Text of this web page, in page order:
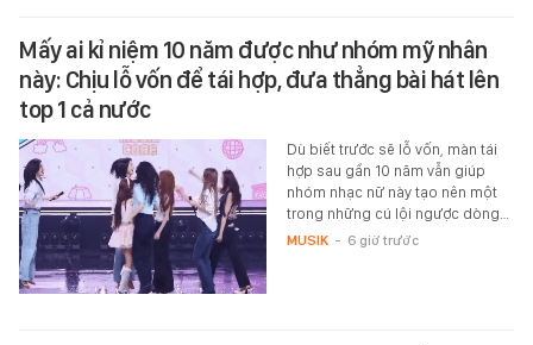
Mấy ai kỉ niệm 10 năm được như nhóm mỹ nhân
này: Chịu lỗ vốn để tái hợp, đưa thẳng bài hát lên
top 1 cả nước
Dù biết trước sẽ lỗ vốn, màn tái
hợp sau gần 10 năm vẫn giúp
nhóm nhạc nữ này tạo nên một
trong những cú lội ngược dòng…
MUSIK - 6 giờ trước